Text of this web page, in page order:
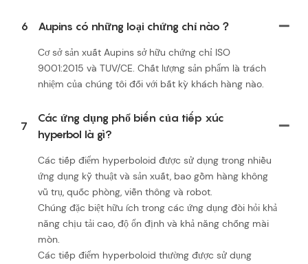
6 Aupins có những loại chứng chỉ nào？
Cơ sở sản xuất Aupins sở hữu chứng chỉ ISO
9001:2015 và TUV/CE. Chất lượng sản phẩm là trách
nhiệm của chúng tôi đối với bất kỳ khách hàng nào.
7
Các ứng dụng phổ biến của tiếp xúc
hyperbol là gì?
Các tiếp điểm hyperboloid được sử dụng trong nhiều
ứng dụng kỹ thuật và sản xuất, bao gồm hàng không
vũ trụ, quốc phòng, viễn thông và robot.
Chúng đặc biệt hữu ích trong các ứng dụng đòi hỏi khả
năng chịu tải cao, độ ổn định và khả năng chống mài
mòn.
Các tiếp điểm hyperboloid thường được sử dụng